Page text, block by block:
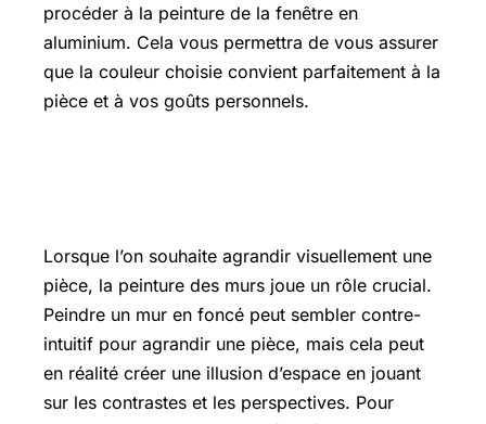
procéder à la peinture de la fenêtre en
aluminium. Cela vous permettra de vous assurer
que la couleur choisie convient parfaitement à la
pièce et à vos goûts personnels.
Lorsque l’on souhaite agrandir visuellement une
pièce, la peinture des murs joue un rôle crucial.
Peindre un mur en foncé peut sembler contre-
intuitif pour agrandir une pièce, mais cela peut
en réalité créer une illusion d’espace en jouant
sur les contrastes et les perspectives. Pour